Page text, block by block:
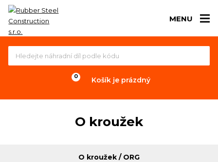
MENU
Košík je prázdný
O kroužek
O kroužek / ORG